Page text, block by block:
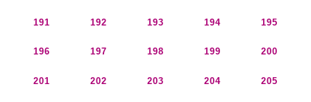
191 192 193 194 195
196 197 198 199 200
201 202 203 204 205